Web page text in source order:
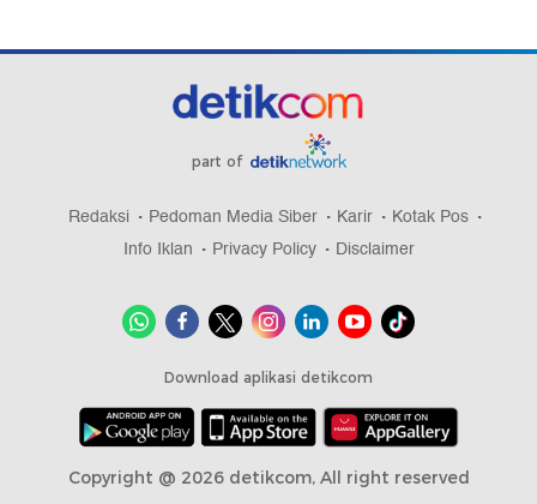
part of
Redaksi Pedoman Media Siber Karir
Kotak Pos
Info Iklan
Privacy Policy Disclaimer
Download aplikasi detikcom
Copyright @ 2026 detikcom, All right reserved